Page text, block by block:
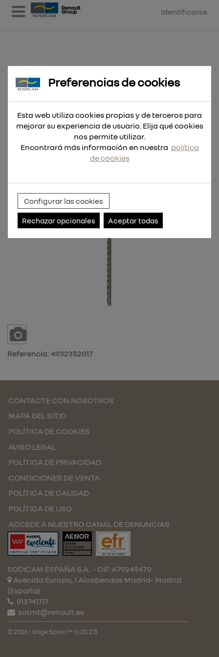
Identificarse
Broca SDS-Plus MX4 6,5x265
Referencia: 4932352017
CONTACTE CON NOSOTROS
MAPA DEL SITIO
POLÍTICA DE COOKIES
AVISO LEGAL
POLÍTICA DE PRIVACIDAD
CONDICIONES DE VENTA
POLÍTICA DE CALIDAD
POLÍTICA DE USO
ACCEDE A NUESTRO CANAL DE DENUNCIAS
SODICAM ESPAÑA S.A. - CIF:A79249470
Avenida Europa, 1 Alcobendas Madrid- Madrid
(España)
913741717
satmt@renault.es
© 2026 - Sage Spain ™ (v.20.27)
Preferencias de cookies
Esta web utiliza cookies propias y de terceros para
mejorar su experiencia de usuario. Elija qué cookies
nos permite utilizar.
Encontrará más información en nuestra política
de cookies
Configurar las cookies
Rechazar opcionales Aceptar todas